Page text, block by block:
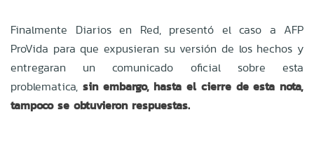
Finalmente Diarios en Red, presentó el caso a AFP
ProVida para que expusieran su versión de los hechos y
entregaran un comunicado oficial sobre esta
problematica, sin embargo, hasta el cierre de esta nota,
tampoco se obtuvieron respuestas.